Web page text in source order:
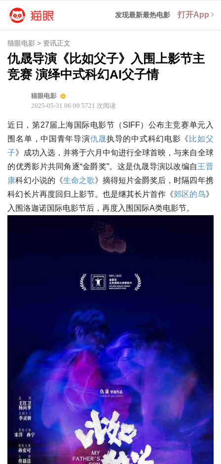
发现最新最热电影 打开App
猫眼电影 > 资讯正文
仇晟导演《比如父子》入围上影节主
竞赛 演绎中式科幻AI父子情
猫眼电影
2025-05-31 06:00 5721 次阅读
近日，第27届上海国际电影节（SIFF）公布主竞赛单元入
围名单，中国青年导演仇晟执导的中式科幻电影《 比如父
子》成功入选，并将于六月中旬进行全球首映，与来自全球
的优秀影片共同角逐“金爵奖”。这是仇晟导演以改编自王晋
康科幻小说的《生命之歌》摘得短片金爵奖后，时隔四年携
科幻长片再度回归上影节。也是继其长片首作《郊区的鸟》
入围洛迦诺国际电影节后，再度入围国际A类电影节。